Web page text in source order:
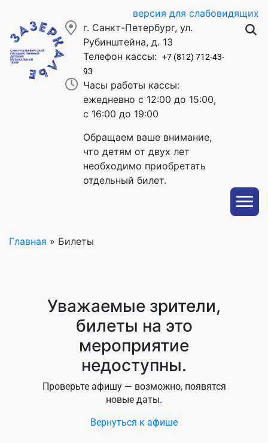
версия для слабовидящих
г. Санкт-Петербург, ул.
Рубинштейна, д. 13
Телефон кассы: +7 (812) 712-43-
93
Часы работы кассы:
ежедневно с 12:00 до 15:00,
с 16:00 до 19:00
Обращаем ваше внимание,
что детям от двух лет
необходимо приобретать
отдельный билет.
Главная » Билеты
Уважаемые зрители,
билеты на это
мероприятие
недоступны.
Проверьте афишу — возможно, появятся
новые даты.
Вернуться к афише